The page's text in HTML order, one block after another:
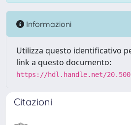
Informazioni
Utilizza questo identificativo
link a questo documento:
https://hdl.handle.net/
Citazioni